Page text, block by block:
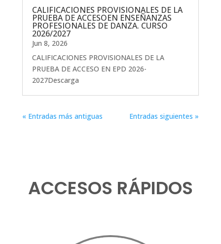
CALIFICACIONES PROVISIONALES DE LA
PRUEBA DE ACCESOEN ENSEÑANZAS
PROFESIONALES DE DANZA. CURSO
2026/2027
Jun 8, 2026
CALIFICACIONES PROVISIONALES DE LA
PRUEBA DE ACCESO EN EPD 2026-
2027Descarga
« Entradas más antiguas Entradas siguientes »
ACCESOS RÁPIDOS